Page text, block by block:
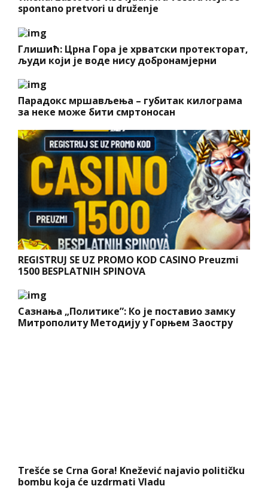
spontano pretvori u druženje
Глишић: Црна Гора је хрватски протекторат,
људи који је воде нису добронамјерни
Парадокс мршављења – губитак килограма
за неке може бити смртоносан
REGISTRUJ SE UZ PROMO KOD CASINO Preuzmi
1500 BESPLATNIH SPINOVA
Сазнања „Политике”: Ко је поставио замку
Митрополиту Методију у Горњем Заостру
Trešće se Crna Gora! Knežević najavio političku
bombu koja će uzdrmati Vladu